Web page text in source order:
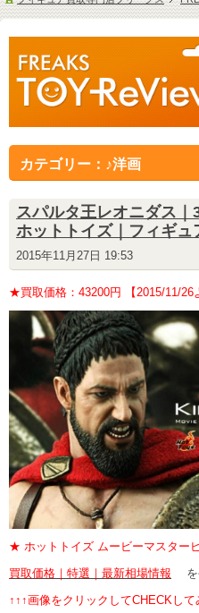
カテゴリー：♪洋画
スパルタ王レオニダス｜
ホットトイズ｜フィギュ
2015年11月27日 19:53
★買取価格：43200円 【2015/11/26
★ ホットトイズ ムービーマスター
買取価格｜特選｜最新相場情報
↑↑↑画像をクリックしてCHECKし